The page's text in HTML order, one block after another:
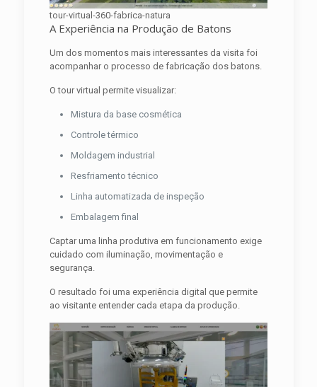
tour-virtual-360-fabrica-natura
A Experiência na Produção de Batons
Um dos momentos mais interessantes da visita foi
acompanhar o processo de fabricação dos batons.
O tour virtual permite visualizar:
Mistura da base cosmética
Controle térmico
Moldagem industrial
Resfriamento técnico
Linha automatizada de inspeção
Embalagem final
Captar uma linha produtiva em funcionamento exige
cuidado com iluminação, movimentação e
segurança.
O resultado foi uma experiência digital que permite
ao visitante entender cada etapa da produção.